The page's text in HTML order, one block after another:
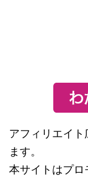
アフィリエイ
ます。
本サイトはプロ